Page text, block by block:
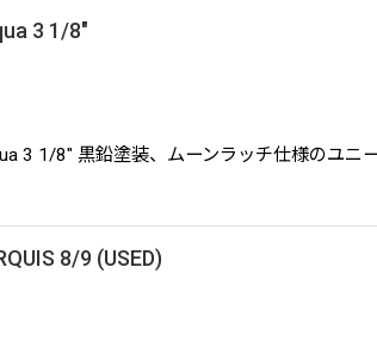
3 1/8"
3 1/8" 黒鉛塗装、ムーンラッチ仕様のユ
8/9 (USED)